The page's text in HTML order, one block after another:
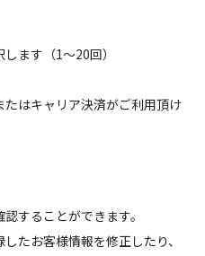
ます（1～20回）
はキャリア決済がご利用頂け
することができます。
たお客様情報を修正したり、